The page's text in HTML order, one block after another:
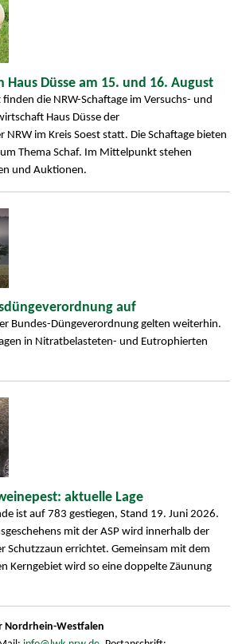
Haus Düsse am 15. und 16. August
die NRW-Schaftage im Versuchs- und
Haus Düsse der
im Kreis Soest statt. Die Schaftage bieten
Thema Schaf. Im Mittelpunkt stehen
und Auktionen.
auf
Bundes-Düngeverordnung gelten weiterhin.
in Nitratbelasteten- und Eutrophierten
aktuelle Lage
ist auf 783 gestiegen, Stand 19. Juni 2026.
mit der ASP wird innerhalb der
Schutzzaun errichtet. Gemeinsam mit dem
Kerngebiet wird so eine doppelte Zäunung
Nordrhein-Westfalen